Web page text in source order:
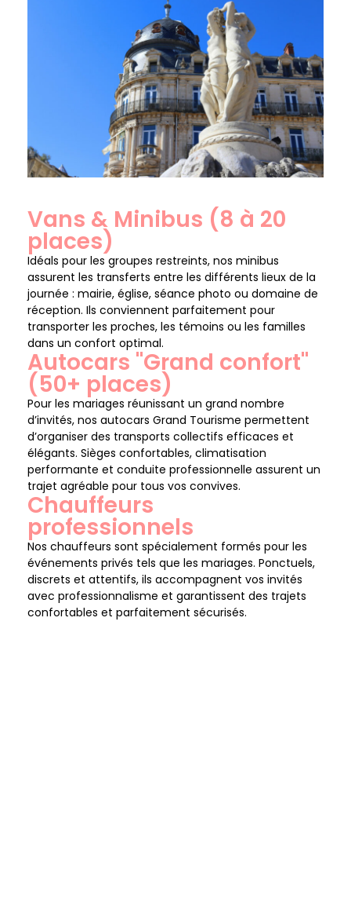
Vans & Minibus (8 à 20
places)
Idéals pour les groupes restreints, nos minibus
assurent les transferts entre les différents lieux de la
journée : mairie, église, séance photo ou domaine de
réception. Ils conviennent parfaitement pour
transporter les proches, les témoins ou les familles
dans un confort optimal.
Autocars "Grand confort"
(50+ places)
Pour les mariages réunissant un grand nombre
d’invités, nos autocars Grand Tourisme permettent
d’organiser des transports collectifs efficaces et
élégants. Sièges confortables, climatisation
performante et conduite professionnelle assurent un
trajet agréable pour tous vos convives.
Chauffeurs
professionnels
Nos chauffeurs sont spécialement formés pour les
événements privés tels que les mariages. Ponctuels,
discrets et attentifs, ils accompagnent vos invités
avec professionnalisme et garantissent des trajets
confortables et parfaitement sécurisés.